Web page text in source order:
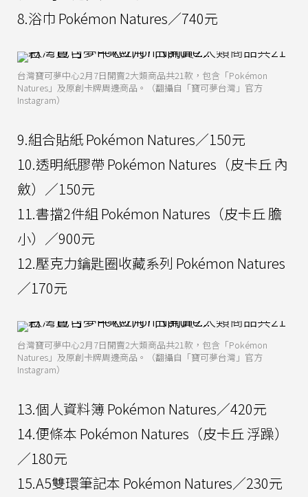
8.浴巾 Pokémon Natures／740元
台灣寶可夢中心2月7日開賣2大類商品共21款，包含「Pokémon
Natures」及原創卡牌周邊商品。（翻攝自「寶可夢台灣」官方
Instagram）
9.組合貼紙 Pokémon Natures／150元
10.透明紙膠帶 Pokémon Natures（皮卡丘 內
斂）／150元
11.書擋2件組 Pokémon Natures（皮卡丘 膽
小）／900元
12.壓克力鑰匙圈收藏系列 Pokémon Natures
／170元
台灣寶可夢中心2月7日開賣2大類商品共21款，包含「Pokémon
Natures」及原創卡牌周邊商品。（翻攝自「寶可夢台灣」官方
Instagram）
13.個人資料簿 Pokémon Natures／420元
14.便條本 Pokémon Natures（皮卡丘 浮躁）
／180元
15.A5雙環筆記本 Pokémon Natures／230元